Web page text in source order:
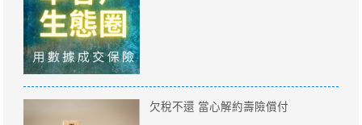
欠稅不還 當心解約壽險償付